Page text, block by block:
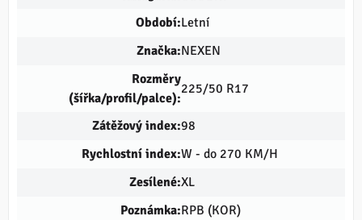
Období:Letní
Značka:NEXEN
Rozměry
(šířka/profil/palce):
225/50 R17
Zátěžový index:98
Rychlostní index:W - do 270 KM/H
Zesílené:XL
Poznámka:RPB (KOR)